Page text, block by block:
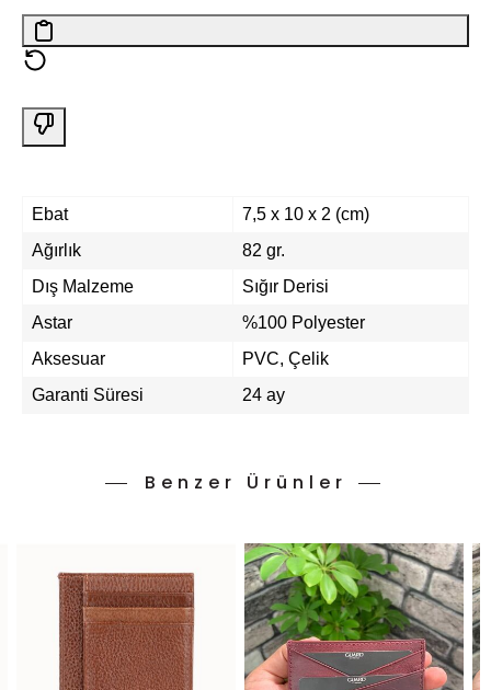
Ebat
7,5 x 10 x 2 (cm)
Ağırlık
82 gr.
Dış Malzeme
Sığır Derisi
Astar
%100 Polyester
Aksesuar
PVC, Çelik
Garanti Süresi
24 ay
Benzer Ürünler